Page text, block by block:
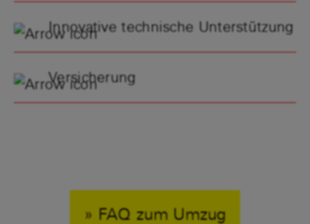
Innovative technische Unterstützung
Versicherung
» FAQ zum Umzug